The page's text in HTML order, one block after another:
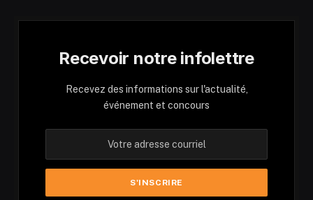
Recevoir notre infolettre
Recevez des informations sur l'actualité,
événement et concours